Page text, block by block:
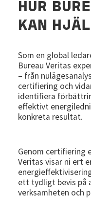
HUR
KAN
Som en global
Bureau Veritas
– från
certifiering och
identifiera
effektivt
konkreta resultat.
Genom certifiering
Veritas visar ni ert
ett tydligt bevis på
verksamheten och